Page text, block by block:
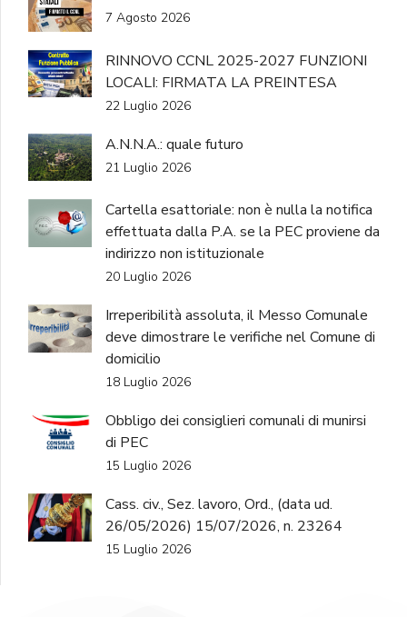
7 Agosto 2026
RINNOVO CCNL 2025-2027 FUNZIONI
LOCALI: FIRMATA LA PREINTESA
22 Luglio 2026
A.N.N.A.: quale futuro
21 Luglio 2026
Cartella esattoriale: non è nulla la notifica
effettuata dalla P.A. se la PEC proviene da
indirizzo non istituzionale
20 Luglio 2026
Irreperibilità assoluta, il Messo Comunale
deve dimostrare le verifiche nel Comune di
domicilio
18 Luglio 2026
Obbligo dei consiglieri comunali di munirsi
di PEC
15 Luglio 2026
Cass. civ., Sez. lavoro, Ord., (data ud.
26/05/2026) 15/07/2026, n. 23264
15 Luglio 2026